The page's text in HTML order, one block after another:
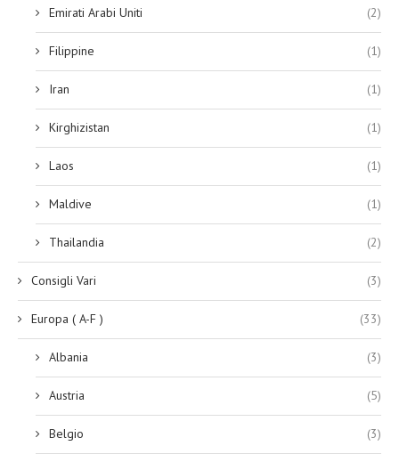
Emirati Arabi Uniti (2)
Filippine (1)
Iran (1)
Kirghizistan (1)
Laos (1)
Maldive (1)
Thailandia (2)
Consigli Vari (3)
Europa ( A-F ) (33)
Albania (3)
Austria (5)
Belgio (3)